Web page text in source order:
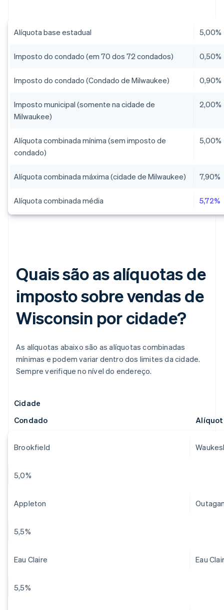
Alíquota base estadual 5,00%
Imposto do condado (em 70 dos 72 condados) 0,50%
Imposto do condado (Condado de Milwaukee) 0,90%
Imposto municipal (somente na cidade de
Milwaukee)
2,00%
Alíquota combinada mínima (sem imposto de
condado)
5,00%
Alíquota combinada máxima (cidade de Milwaukee) 7,90%
Alíquota combinada média 5,72%
Quais são as alíquotas de
imposto sobre vendas de
Wisconsin por cidade?
As alíquotas abaixo são as alíquotas combinadas
mínimas e podem variar dentro dos limites da cidade.
Sempre verifique no nível do endereço.
Cidade
Condado
Brookfield
5,0%
Appleton
5,5%
Eau Claire Eau
5,5%